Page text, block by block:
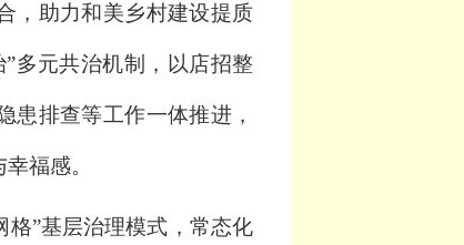
，助力和美乡村建设提质
多元共治机制，以店招整
患排查等工作一体推进，
幸福感。
格”基层治理模式，常态化